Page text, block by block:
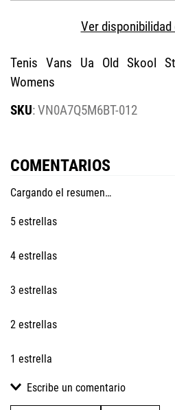
Ver disponibilidad
Tenis Vans Ua Old Skool
Womens
:VN0A7Q5M6BT-012
COMENTARIOS
Cargando el resumen…
5 estrellas
4 estrellas
3 estrellas
2 estrellas
1 estrella
Escribe un comentario